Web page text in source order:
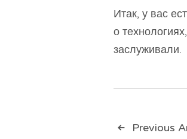
Итак, у вас
о
заслуживали.
Previous